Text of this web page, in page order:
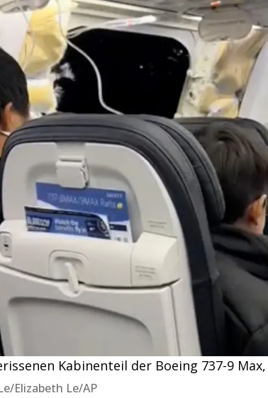
Kabinenteil der Boeing 737-9
Elizabeth Le/AP